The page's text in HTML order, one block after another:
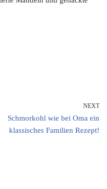
NEXT
Schmorkohl wie bei Oma ein
klassisches Familien Rezept!